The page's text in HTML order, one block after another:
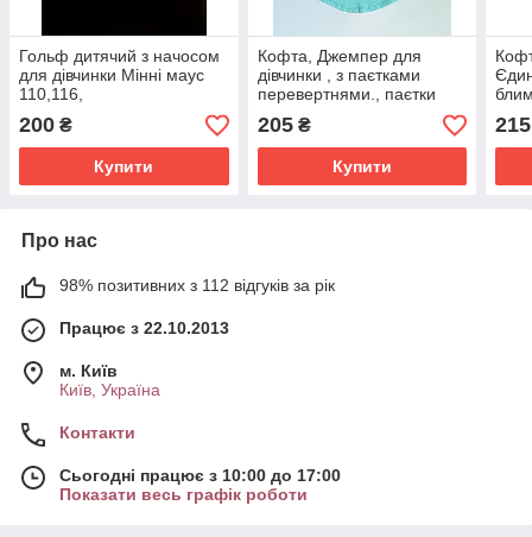
Гольф дитячий з начосом
для дівчинки Мінні маус
110,116,
200 ₴
Купити
Кофта, Джемпер для
дівчинки , з паєтками
перевертнями., паєтки
змінюють колір Єдиноріг
110,122
205₴
Купити
215
Про нас
98% позитивних з 112 відгуків за рік
Працює з 22.10.2013
м. Київ
Київ, Україна
Контакти
Сьогодні працює з 10:00 до 17:00
Показати весь графік роботи